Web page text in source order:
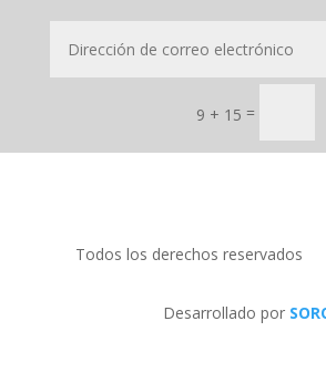
9 + 15 =
Todos los derechos reservados
Desarrollado por